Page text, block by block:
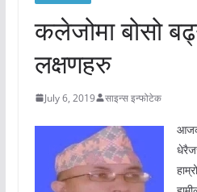
कलेजोमा बोसो
लक्षणहरु
July 6, 2019 साइन्स इन्फोटेक